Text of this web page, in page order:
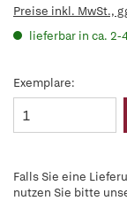
Preise inkl. MwSt.,
lieferbar in ca. 2-
Exemplare:
Falls Sie eine
nutzen Sie bitte